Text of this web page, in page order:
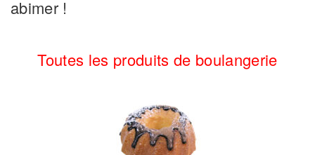
abimer !
Toutes les produits de boulangerie